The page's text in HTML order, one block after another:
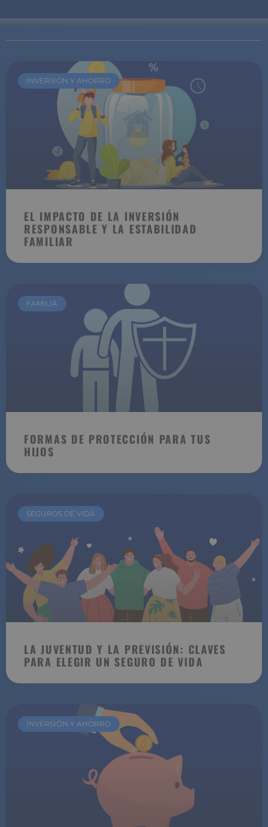
INVERSIÓN Y AHORRO
EL IMPACTO DE LA INVERSIÓN
RESPONSABLE Y LA ESTABILIDAD
FAMILIAR
FAMILIA
FORMAS DE PROTECCIÓN PARA TUS
HIJOS
SEGUROS DE VIDA
LA JUVENTUD Y LA PREVISIÓN: CLAVES
PARA ELEGIR UN SEGURO DE VIDA
INVERSIÓN Y AHORRO